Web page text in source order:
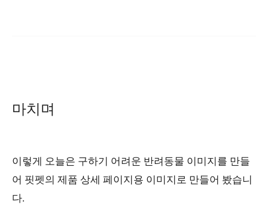
마치며
이렇게 오늘은 구하기 어려운 반려동물 이미지를 만들
어 핏펫의 제품 상세 페이지용 이미지로 만들어 봤습니
다.